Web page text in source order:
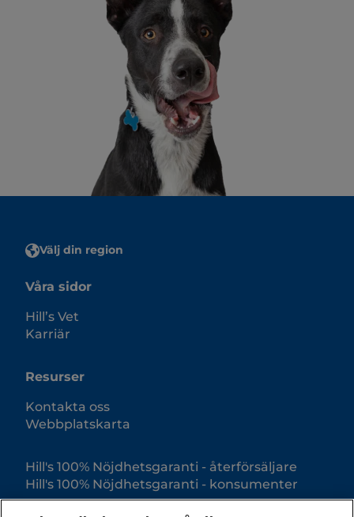
Välj din region
Våra sidor
Hill’s Vet
Karriär
Resurser
Kontakta oss
Webbplatskarta
Hill's 100% Nöjdhetsgaranti - återförsäljare
Hill's 100% Nöjdhetsgaranti - konsumenter